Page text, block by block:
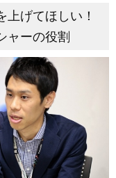
げてほしい！
ャーの役割